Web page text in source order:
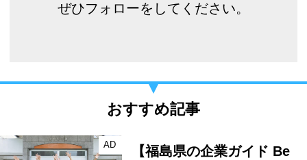
ぜひフォローをしてください。
おすすめ記事
AD
【福島県の企業ガイド Be